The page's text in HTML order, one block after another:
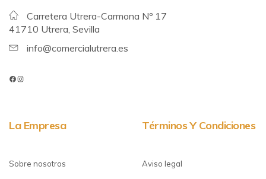
Carretera Utrera-Carmona Nº 17
41710 Utrera, Sevilla
info@comercialutrera.es
La Empresa
Sobre nosotros
Términos Y Condiciones
Aviso legal